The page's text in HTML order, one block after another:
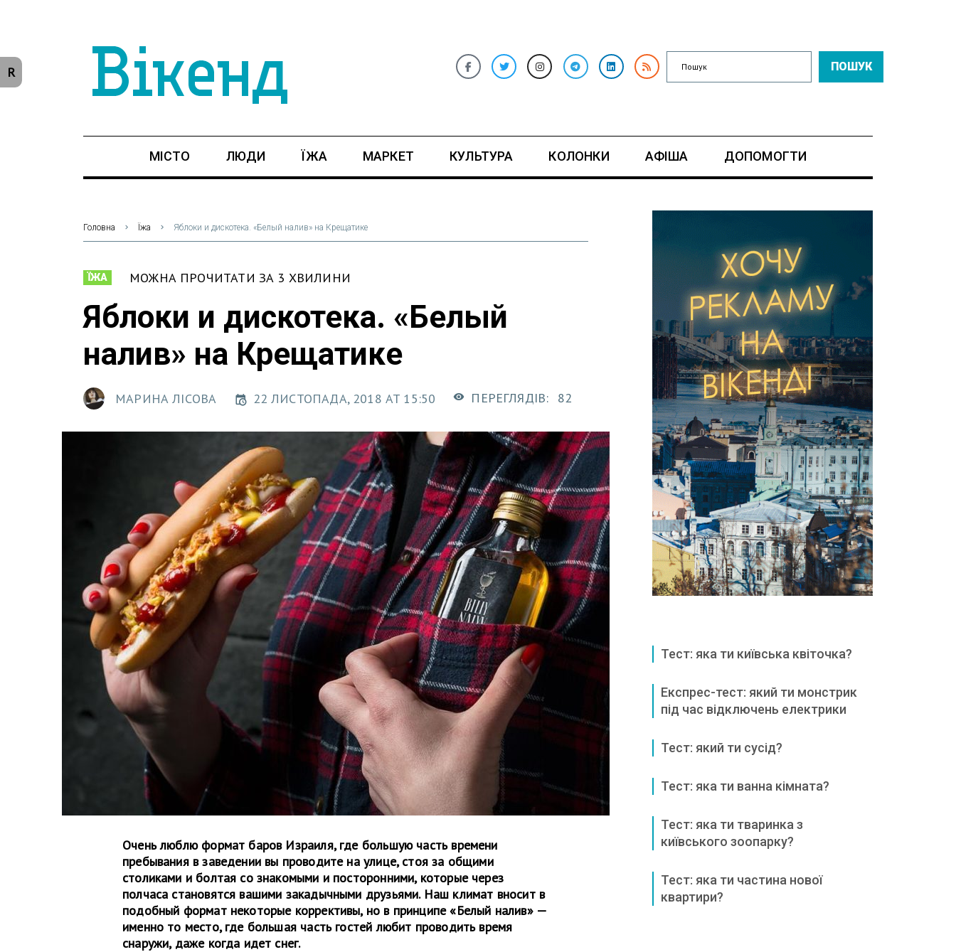
ПОШУК
МІСТО ЛЮДИ ЇЖА МАРКЕТ КУЛЬТУРА КОЛОНКИ АФІША ДОПОМОГТИ
Головна Їжа Яблоки и дискотека. «Белый налив» на Крещатике
ЇЖА МОЖНА ПРОЧИТАТИ ЗА 3 ХВИЛИНИ
Яблоки и дискотека. «Белый
налив» на Крещатике
МАРИНА ЛІСОВА 22 ЛИСТОПАДА, 2018 AT 15:50 ПЕРЕГЛЯДІВ: 82
Очень люблю формат баров Израиля, где большую часть времени
пребывания в заведении вы проводите на улице, стоя за общими
столиками и болтая со знакомыми и посторонними, которые через
полчаса становятся вашими закадычными друзьями. Наш климат вносит в
подобный формат некоторые коррективы, но в принципе «Белый налив» —
именно то место, где большая часть гостей любит проводить время
снаружи, даже когда идет снег.
Тест: яка ти київська квіточка?
Експрес-тест: який ти монстрик
під час відключень електрики
Тест: який ти сусід?
Тест: яка ти ванна кімната?
Тест: яка ти тваринка з
київського зоопарку?
Тест: яка ти частина нової
квартири?
R